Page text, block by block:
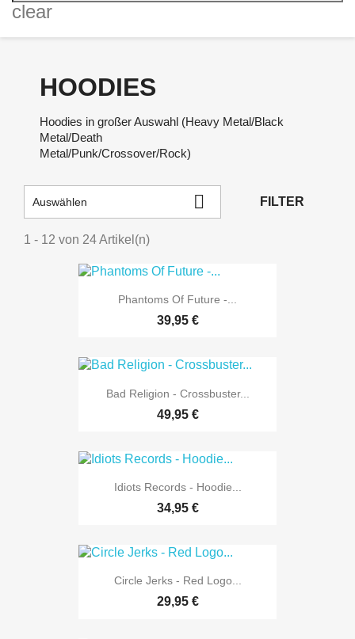
clear
HOODIES
Hoodies in großer Auswahl (Heavy Metal/Black
Metal/Death
Metal/Punk/Crossover/Rock)
Auswählen  FILTER
1 - 12 von 24 Artikel(n)
Phantoms Of Future -...
39,95 €
Bad Religion - Crossbuster...
49,95 €
Idiots Records - Hoodie...
34,95 €
Circle Jerks - Red Logo...
29,95 €